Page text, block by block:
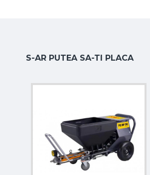
S-AR PUTEA SA-TI PLACA